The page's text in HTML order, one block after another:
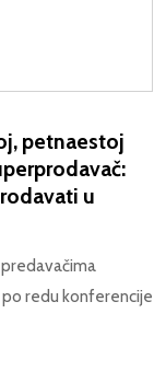
petnaestoj
u
redu konferencije